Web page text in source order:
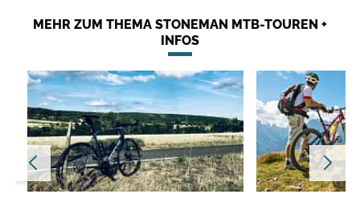
MEHR ZUM THEMA STONEMAN MTB-TOUREN +
INFOS